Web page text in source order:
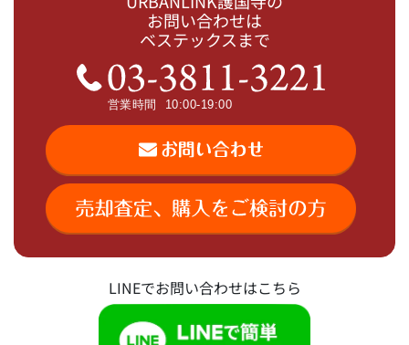
お問い合わせは
ベステックスまで
LINEでお問い合わせはこちら